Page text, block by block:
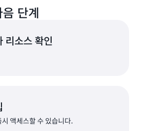
단계
리소스 확인
액세스할 수 있습니다.